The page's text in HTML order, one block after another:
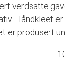
verdsatte
Håndkleet
er produsert
·